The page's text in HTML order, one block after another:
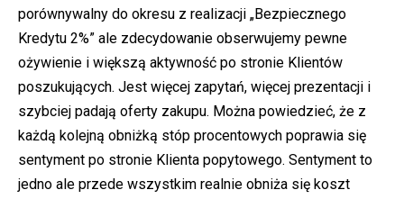
porównywalny do okresu z realizacji „Bezpiecznego
Kredytu 2%” ale zdecydowanie obserwujemy pewne
ożywienie i większą aktywność po stronie Klientów
poszukujących. Jest więcej zapytań, więcej prezentacji i
szybciej padają oferty zakupu. Można powiedzieć, że z
każdą kolejną obniżką stóp procentowych poprawia się
sentyment po stronie Klienta popytowego. Sentyment to
jedno ale przede wszystkim realnie obniża się koszt